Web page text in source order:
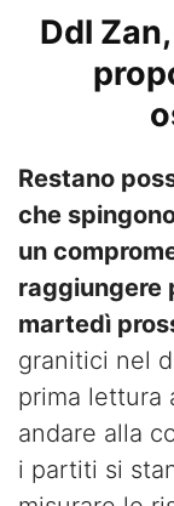
Ddl
Restano
che
un
raggiungere
martedì
granitici nel
prima lettura
andare alla
i partiti si